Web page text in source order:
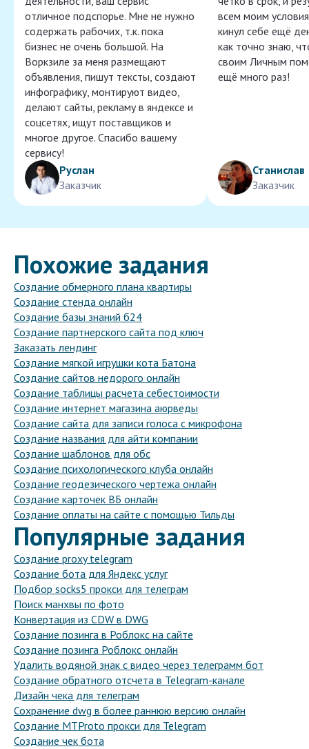
отличное подспорье. Мне не нужно
содержать рабочих, т.к. пока
бизнес не очень большой. На
Воркзиле за меня размещают
объявления, пишут тексты, создают
инфографику, монтируют видео,
делают сайты, рекламу в яндексе и
соцсетях, ищут поставщиков и
многое другое. Спасибо вашему
сервису!
Руслан
Заказчик
всем моим
кинул себе ещё
как точно знаю,
своим Личным
ещё много раз!
Станислав
Заказчик
Похожие задания
Создание обмерного плана квартиры
Создание стенда онлайн
Создание базы знаний б24
Создание партнерского сайта под ключ
Заказать лендинг
Создание мягкой игрушки кота Батона
Создание сайтов недорого онлайн
Создание таблицы расчета себестоимости
Создание интернет магазина аюрведы
Создание сайта для записи голоса с микрофона
Создание названия для айти компании
Создание шаблонов для обс
Создание психологического клуба онлайн
Создание геодезического чертежа онлайн
Создание карточек ВБ онлайн
Создание оплаты на сайте с помощью Тильды
Популярные задания
Создание proxy telegram
Создание бота для Яндекс услуг
Подбор socks5 прокси для телеграм
Поиск манхвы по фото
Конвертация из CDW в DWG
Создание позинга в Роблокс на сайте
Создание позинга Роблокс онлайн
Удалить водяной знак с видео через телеграмм бот
Создание обратного отсчета в Telegram-канале
Дизайн чека для телеграм
Сохранение dwg в более раннюю версию онлайн
Создание MTProto прокси для Telegram
Создание чек бота